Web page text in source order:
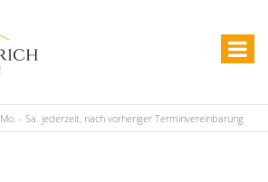
Mo. - Sa. jederzeit, nach vorheriger Terminvereinbarung